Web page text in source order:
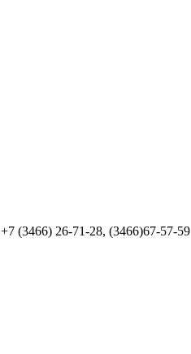
+7 (3466) 26-71-28, (3466)67-57-59